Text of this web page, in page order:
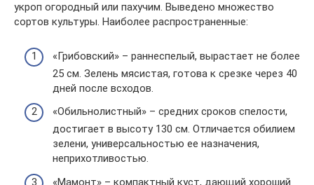
укроп огородный или пахучим. Выведено множество
сортов культуры. Наиболее распространенные:
«Грибовский» – раннеспелый, вырастает не более
25 см. Зелень мясистая, готова к срезке через 40
дней после всходов.
«Обильнолистный» – средних сроков спелости,
достигает в высоту 130 см. Отличается обилием
зелени, универсальностью ее назначения,
неприхотливостью.
«Мамонт» – компактный куст, дающий хороший